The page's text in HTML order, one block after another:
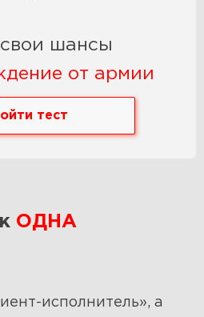
шансы
от армии
тест
ОДНА
исполнитель», а